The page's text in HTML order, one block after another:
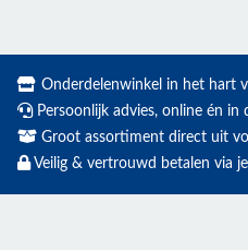
Onderdelenwinkel in het hart
Persoonlijk advies, online én in
Groot assortiment direct uit
Veilig & vertrouwd betalen via